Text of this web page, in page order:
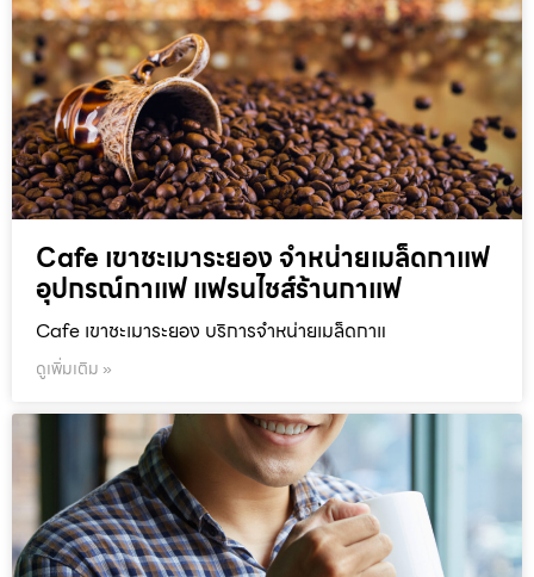
Cafe เขาชะเมาระยอง จำหน่ายเมล็ดกาแฟ
อุปกรณ์กาแฟ แฟรนไชส์ร้านกาแฟ
Cafe เขาชะเมาระยอง บริการจำหน่ายเมล็ดกาแ
ดูเพิ่มเติม »